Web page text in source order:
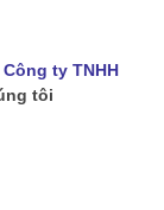
Công ty TNHH
tôi